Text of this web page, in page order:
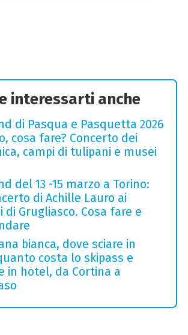
interessarti anche
di Pasqua e Pasquetta 2026
cosa fare? Concerto dei
campi di tulipani e musei
del 13 -15 marzo a Torino:
di Achille Lauro ai
di Grugliasco. Cosa fare e
bianca, dove sciare in
costa lo skipass e
in hotel, da Cortina a